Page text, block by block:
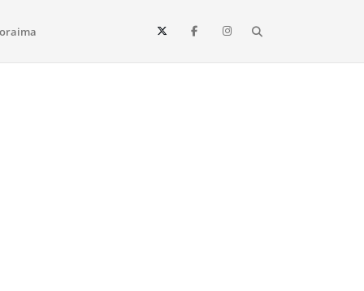
e todo o estado de Roraima. Fique sempre informado